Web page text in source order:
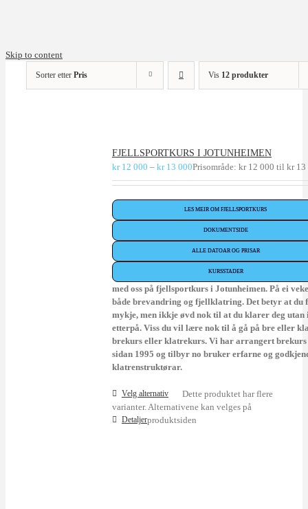
Skip to content
Sorter etter Pris Vis 12 produkter
FJELLSPORTKURS I JOTUNHEIMEN
kr12 000 – kr13 000Prisområde: kr 12 000 til kr 13
LES MEIR OM FJELLSPORTKURS
DOKUMENTSIDE
ALLE DATOAR OG PRISAR
KURSSTADER
med oss på fjellsportkurs i Jotunheimen. På ei
både brevandring og fjellklatring. Det betyr at du
mykje, men ikkje øvd nok til at du klarer deg
etterpå. Viss du vil lære nok til å gå på bre eller
brekurs eller klatrekurs. Vi har arrangert
sidan 1995 og tilbyr no bruker erfarne og
klatrenstruktørar.
Velg alternativ
Dette produktet har flere
varianter. Alternativene kan velges på
produktsiden
Detaljer